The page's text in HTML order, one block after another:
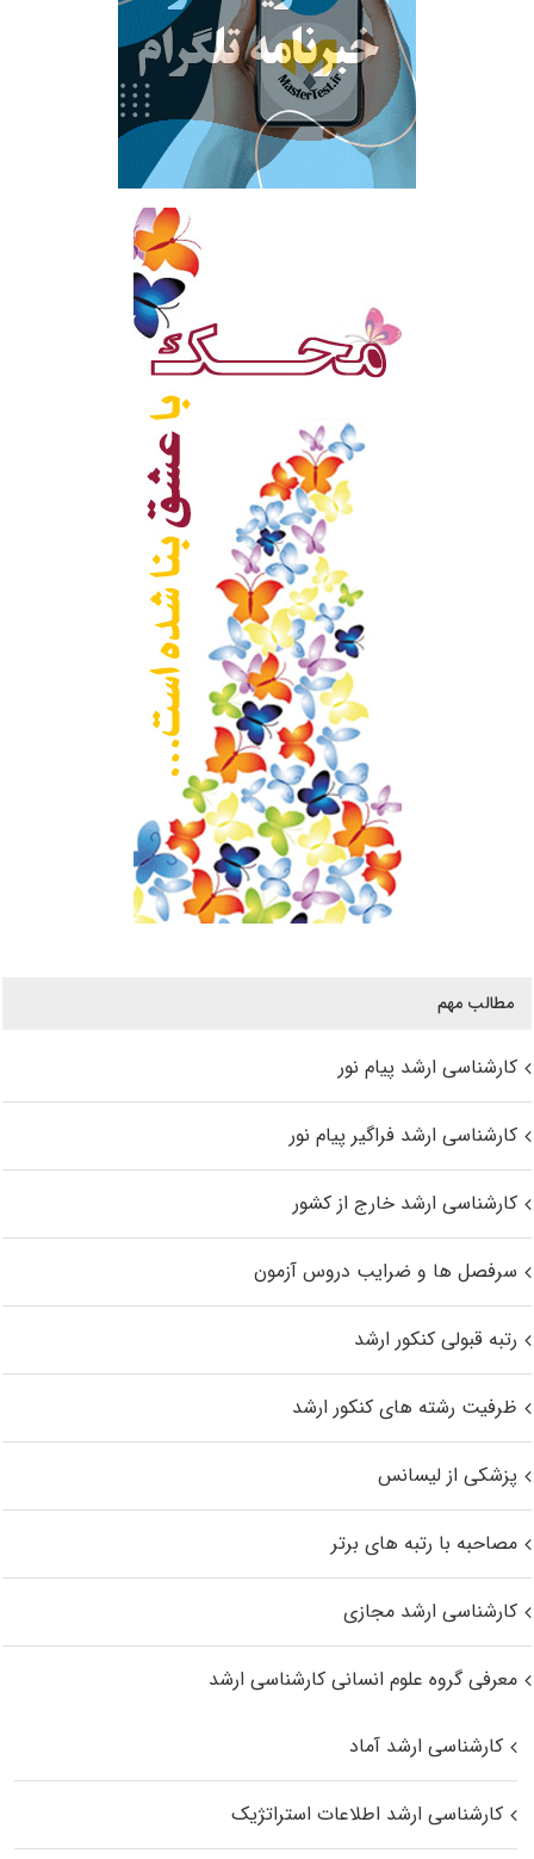
مطالب مهم
کارشناسی ارشد پیام نور
کارشناسی ارشد فراگیر پیام نور
کارشناسی ارشد خارج از کشور
سرفصل ها و ضرایب دروس آزمون
رتبه قبولی کنکور ارشد
ظرفیت رشته های کنکور ارشد
پزشکی از لیسانس
مصاحبه با رتبه های برتر
کارشناسی ارشد مجازی
معرفی گروه علوم انسانی کارشناسی ارشد
کارشناسی ارشد آماد
کارشناسی ارشد اطلاعات استراتژیک